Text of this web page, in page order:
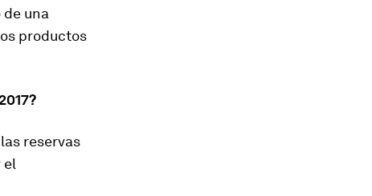
de una
productos
reservas
el